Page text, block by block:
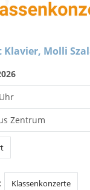
Klavier, Molli
Zentrum
Klassenkonzerte